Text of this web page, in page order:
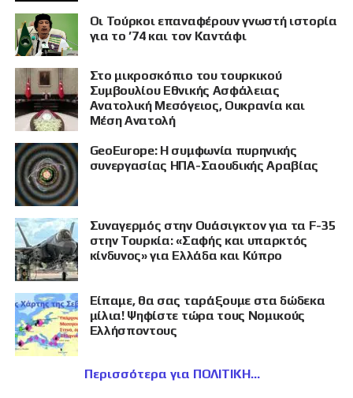
Οι Τούρκοι επαναφέρουν γνωστή ιστορία
για το ’74 και τον Καντάφι
Στο μικροσκόπιο του τουρκικού
Συμβουλίου Εθνικής Ασφάλειας
Ανατολική Μεσόγειος, Ουκρανία και
Μέση Ανατολή
GeoEurope: Η συμφωνία πυρηνικής
συνεργασίας ΗΠΑ-Σαουδικής Αραβίας
Συναγερμός στην Ουάσιγκτον για τα F-35
στην Τουρκία: «Σαφής και υπαρκτός
κίνδυνος» για Ελλάδα και Κύπρο
Είπαμε, θα σας ταράξουμε στα δώδεκα
μίλια! Ψηφίστε τώρα τους Νομικούς
Ελλήσποντους
Περισσότερα για ΠΟΛΙΤΙΚΗ